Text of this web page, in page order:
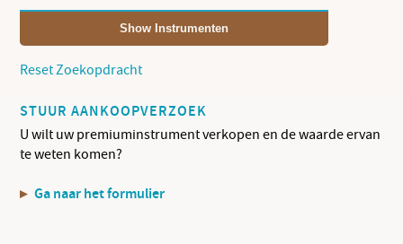
Show Instrumenten
Reset Zoekopdracht
STUUR AANKOOPVERZOEK
U wilt uw premiuminstrument verkopen en de waarde ervan
te weten komen?
Ga naar het formulier